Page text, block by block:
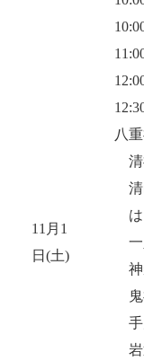
11月1
日(土)
八
清
清
は
一
神
鬼
手
岩